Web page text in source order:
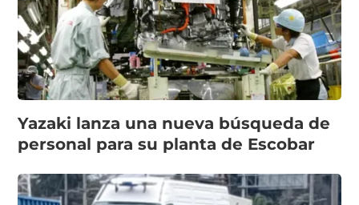
Yazaki lanza una nueva búsqueda de
personal para su planta de Escobar